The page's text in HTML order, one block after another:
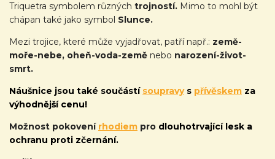
Triquetra symbolem různých trojností. Mimo to mohl být
chápan také jako symbol Slunce.
Mezi trojice, které může vyjadřovat, patří např.: země-
moře-nebe, oheň-voda-země nebo narození-život-
smrt.
Náušnice jsou také součástí soupravys přívěskem za
výhodnější cenu!
Možnost pokovení rhodiem pro dlouhotrvající lesk a
ochranu proti zčernání.